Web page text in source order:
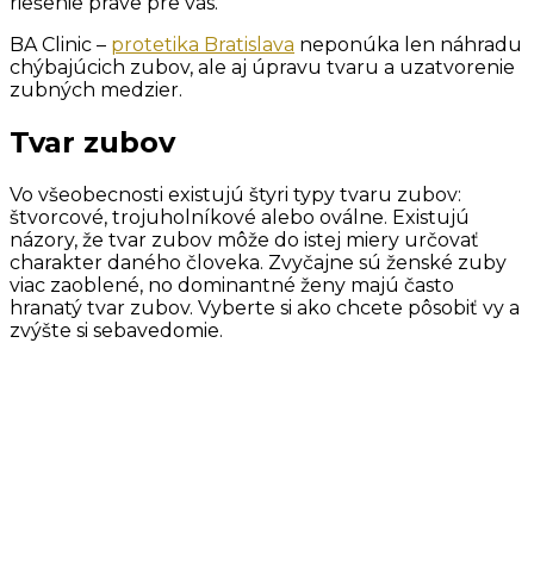
BA Clinic – protetika Bratislava neponúka len náhradu
chýbajúcich zubov, ale aj úpravu tvaru a uzatvorenie
zubných medzier.
Tvar zubov
Vo všeobecnosti existujú štyri typy tvaru zubov:
štvorcové, trojuholníkové alebo oválne. Existujú
názory, že tvar zubov môže do istej miery určovať
charakter daného človeka. Zvyčajne sú ženské zuby
viac zaoblené, no dominantné ženy majú často
hranatý tvar zubov. Vyberte si ako chcete pôsobiť vy a
zvýšte si sebavedomie.